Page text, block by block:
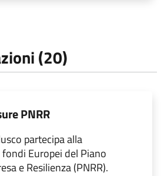
(20)
PNRR
partecipa alla
Europei del Piano
e Resilienza (PNRR).